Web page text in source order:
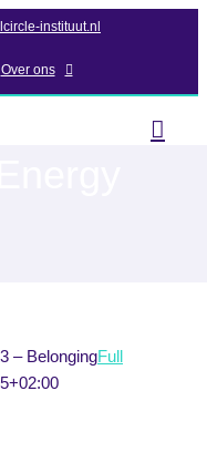
instituut.nl
Over ons
– BelongingFull